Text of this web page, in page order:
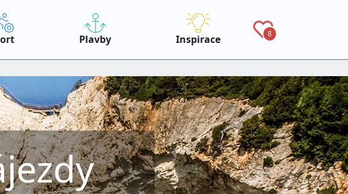
Plavby Inspirace 8